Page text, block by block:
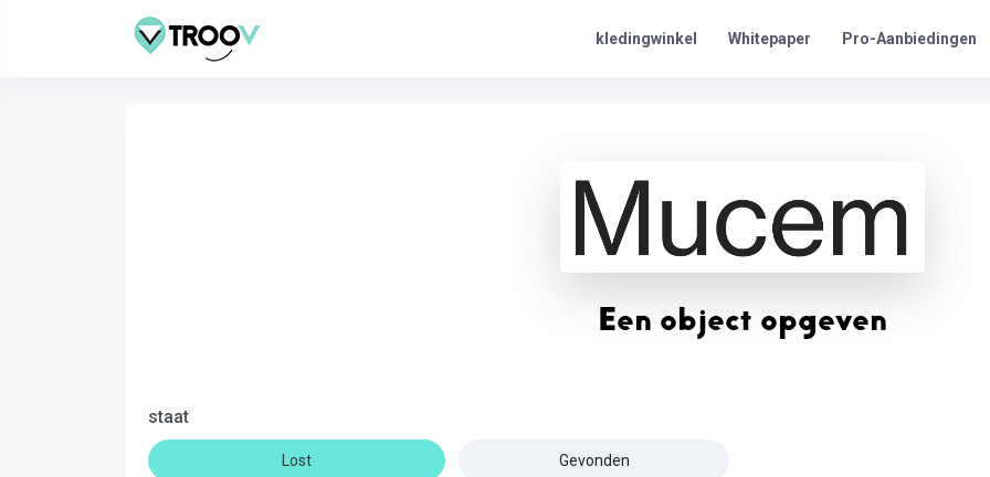
kledingwinkel Whitepaper Pro-Aanbiedingen
Een object opgeven
staat
Lost Gevonden